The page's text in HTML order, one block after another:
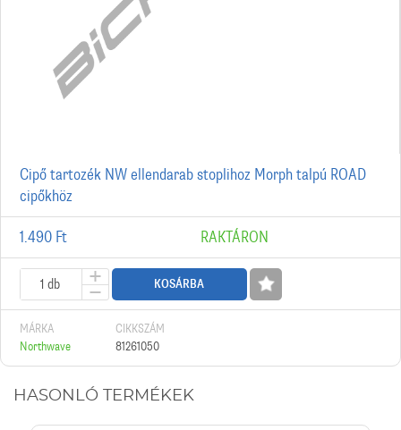
Cipő tartozék NW ellendarab stoplihoz Morph talpú ROAD
cipőkhöz
1.490 Ft RAKTÁRON
KOSÁRBA
MÁRKA
Northwave
CIKKSZÁM
81261050
HASONLÓ TERMÉKEK